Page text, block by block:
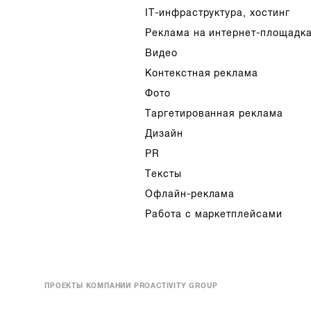
IT-инфраструктура, хостинг
Реклама на интернет-
Видео
Контекстная реклама
Фото
Таргетированная реклама
Дизайн
PR
Тексты
Офлайн-реклама
Работа с маркетплейсами
ПРОЕКТЫ КОМПАНИИ PROACTIVITY GROUP